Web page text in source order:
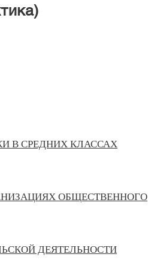
В СРЕДНИХ КЛАССАХ
ОБЩЕСТВЕННОГО
ДЕЯТЕЛЬНОСТИ